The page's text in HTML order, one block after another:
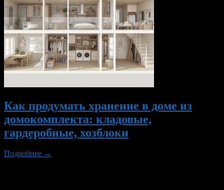
Как продумать хранение в доме из
домокомплекта: кладовые,
гардеробные, хозблоки
Подробнее →